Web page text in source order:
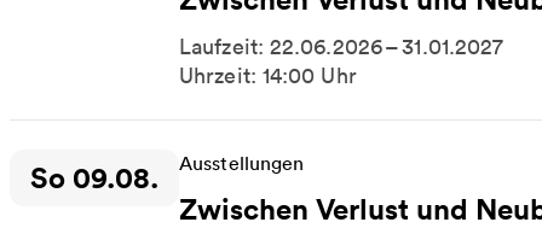
Laufzeit: 22.06.2026 – 31.01.2027
Uhrzeit: 14:00 Uhr
Zeitpunkt der Veranstaltung:
So 09.08. Ausstellungen
Zwischen Verlust und